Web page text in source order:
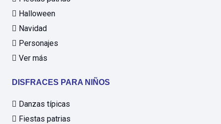
Halloween
Navidad
Personajes
Ver más
DISFRACES PARA NIÑOS
Danzas típicas
Fiestas patrias